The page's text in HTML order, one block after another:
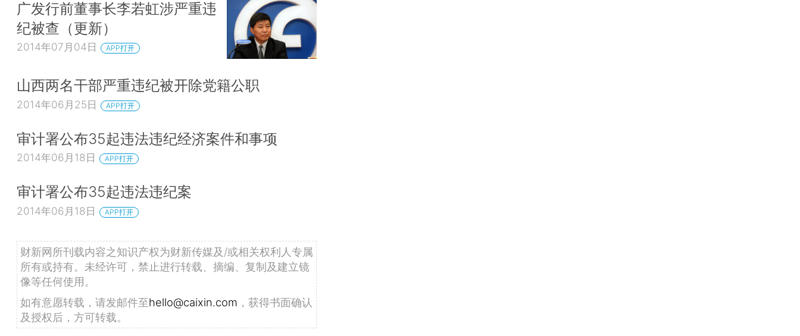
广发行前董事长李若虹涉严重违
纪被查（更新）
2014年07月04日 APP打开
山西两名干部严重违纪被开除党籍公职
2014年06月25日 APP打开
审计署公布35起违法违纪经济案件和事项
2014年06月18日 APP打开
审计署公布35起违法违纪案
2014年06月18日 APP打开
财新网所刊载内容之知识产权为财新传媒及/或相关权利人专属
所有或持有。未经许可，禁止进行转载、摘编、复制及建立镜
像等任何使用。
如有意愿转载，请发邮件至hello@caixin.com ，获得书面确认
及授权后，方可转载。